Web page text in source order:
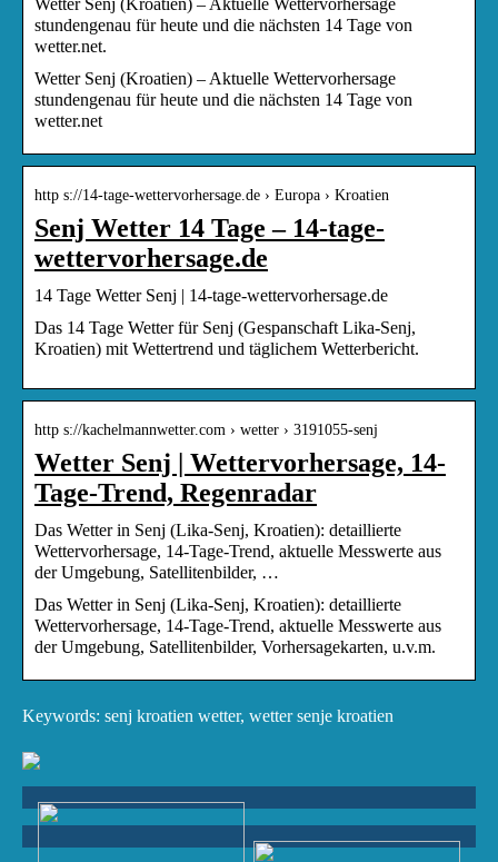
stundengenau für heute und die nächsten 14 Tage von
wetter.net.
Wetter Senj (Kroatien) – Aktuelle Wettervorhersage
stundengenau für heute und die nächsten 14 Tage von
wetter.net
http s://14-tage-wettervorhersage.de › Europa › Kroatien
Senj Wetter 14 Tage – 14-tage-
wettervorhersage.de
14 Tage Wetter Senj | 14-tage-wettervorhersage.de
Das 14 Tage Wetter für Senj (Gespanschaft Lika-Senj,
Kroatien) mit Wettertrend und täglichem Wetterbericht.
http s://kachelmannwetter.com › wetter › 3191055-senj
Wetter Senj | Wettervorhersage, 14-
Tage-Trend, Regenradar
Das Wetter in Senj (Lika-Senj, Kroatien): detaillierte
Wettervorhersage, 14-Tage-Trend, aktuelle Messwerte aus
der Umgebung, Satellitenbilder, …
Das Wetter in Senj (Lika-Senj, Kroatien): detaillierte
Wettervorhersage, 14-Tage-Trend, aktuelle Messwerte aus
der Umgebung, Satellitenbilder, Vorhersagekarten, u.v.m.
Keywords: senj kroatien wetter, wetter senje kroatien